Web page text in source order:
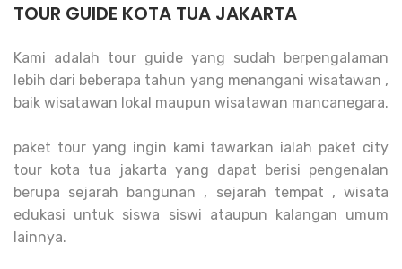
TOUR GUIDE KOTA TUA JAKARTA
Kami adalah tour guide yang sudah berpengalaman
lebih dari beberapa tahun yang menangani wisatawan ,
baik wisatawan lokal maupun wisatawan mancanegara.
paket tour yang ingin kami tawarkan ialah paket city
tour kota tua jakarta yang dapat berisi pengenalan
berupa sejarah bangunan , sejarah tempat , wisata
edukasi untuk siswa siswi ataupun kalangan umum
lainnya.